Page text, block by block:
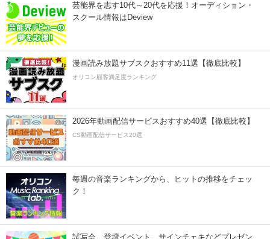
芸能界を志す10代～20代を応援！オーディション・
スクール情報はDeview
漫画読み放題サブスクおすすめ11選【徹底比較】
オリコン顧客満足度ランキング
2026年動画配信サービスおすすめ40選【徹底比較】
CS動画配信サービス20選
毎週の音楽ランキングから、ヒットの推移をチェッ
ク！
試写会、登壇イベント、サインチェキなどプレゼン